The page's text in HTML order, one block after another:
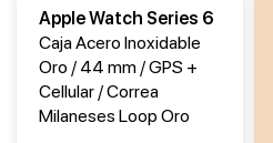
Apple Watch Series 6
Caja Acero Inoxidable
Oro / 44 mm / GPS +
Cellular / Correa
Milaneses Loop Oro